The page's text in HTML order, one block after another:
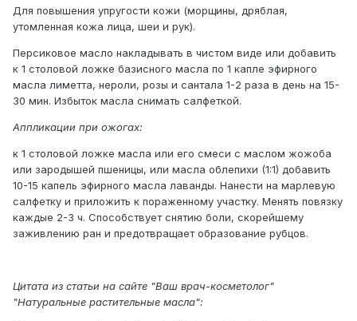
Для повышения упругости кожи (морщины, дряблая,
утомленная кожа лица, шеи и рук).
Персиковое масло накладывать в чистом виде или добавить
к 1 столовой ложке базисного масла по 1 капле эфирного
масла лиметта, нероли, розы и сантала 1-2 раза в день на 15-
30 мин. Избыток масла снимать салфеткой.
Аппликации при oжогах:
к 1 столовой ложке масла или его смеси с маслом жожоба
или зародышей пшеницы, или масла облепихи (1:1) добавить
10-15 капель эфирного масла лаванды. Нанести на марлевую
салфетку и приложить к пораженному участку. Менять повязку
каждые 2-3 ч. Способствует снятию боли, скорейшему
заживлению ран и предотвращает образование рубцов.
Цитата из статьи на сайте "Ваш врач-косметолог"
"Натуральные растительные масла":